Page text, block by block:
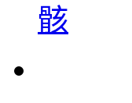
骸